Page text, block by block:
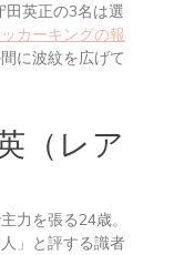
田英正の3名は選
カーキングの報
に波紋を広げて
（レア
力を張る24歳。
」と評する識者